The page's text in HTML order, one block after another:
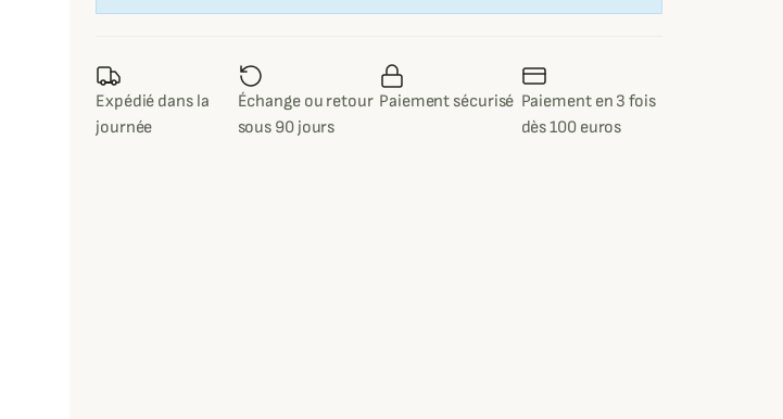
Expédié dans la
journée
Échange ou retour
sous 90 jours
Paiement sécurisé Paiement en 3 fois
dès 100 euros